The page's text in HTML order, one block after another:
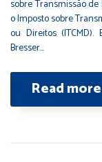
sobre Transmissão de
o Imposto sobre
ou Direitos
Bresser…
Read more